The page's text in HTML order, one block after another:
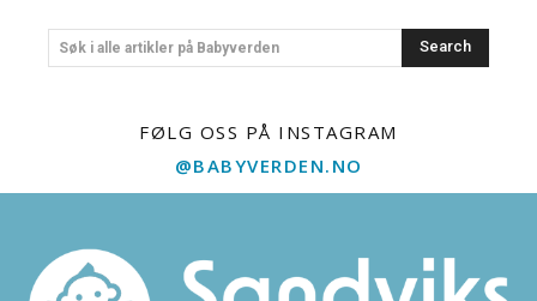
Søk i alle artikler på Babyverden Search
FØLG OSS PÅ INSTAGRAM
@BABYVERDEN.NO